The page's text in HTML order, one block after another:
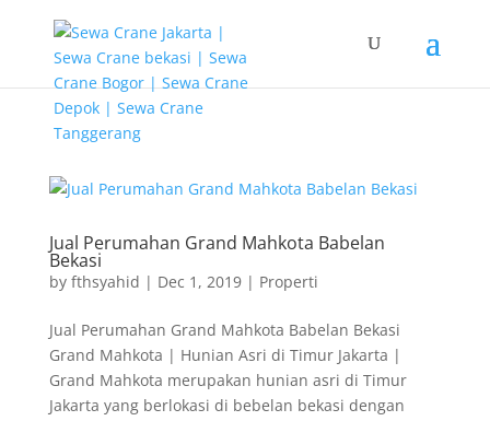
Jual Perumahan Grand Mahkota Babelan
Bekasi
by fthsyahid | Dec 1, 2019| Properti
Jual Perumahan Grand Mahkota Babelan Bekasi
Grand Mahkota | Hunian Asri di Timur Jakarta |
Grand Mahkota merupakan hunian asri di Timur
Jakarta yang berlokasi di bebelan bekasi dengan